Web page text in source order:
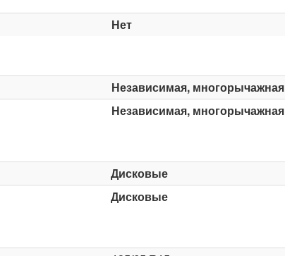
Нет
Независимая, многорычажная
Независимая, многорычажная
Дисковые
Дисковые